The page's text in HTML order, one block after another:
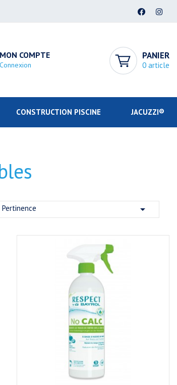
MON COMPTE
Connexion
PANIER
0 article
CONSTRUCTION PISCINE JACUZZI®
Pertinence 